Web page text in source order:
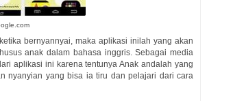
bernyannyai, maka aplikasi inilah yang akan
anak dalam bahasa inggris. Sebagai media
aplikasi ini karena tentunya Anak andalah yang
nyanyian yang bisa ia tiru dan pelajari dari cara